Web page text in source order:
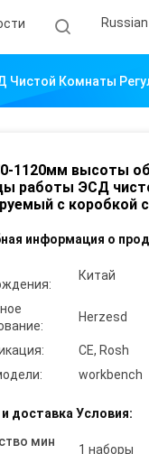
Russian
Комнаты
1120мм высоты
работы ЭСД
с коробкой
информация о
Китай
Herzesd
CE, Rosh
workbench
доставка Условия:
мин
1 наборы